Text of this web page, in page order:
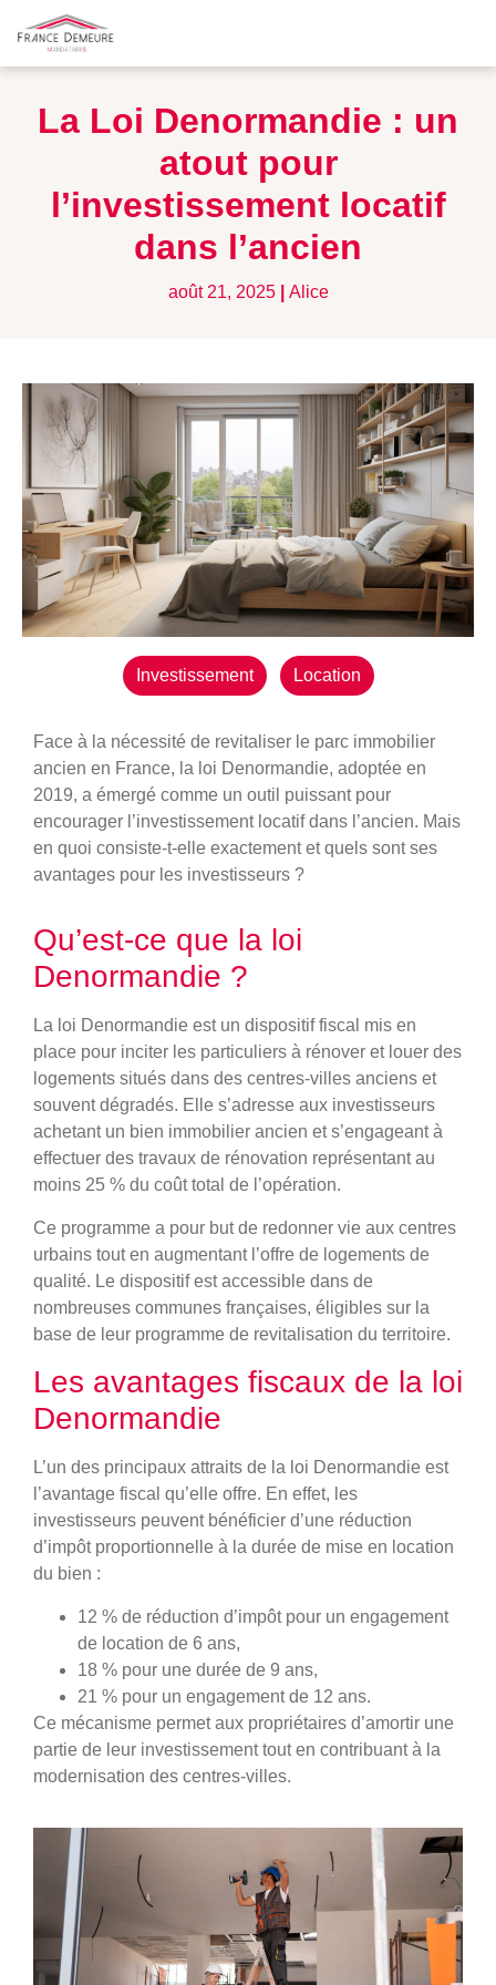
La Loi Denormandie : un
atout pour
l’investissement locatif
dans l’ancien
août 21, 2025| Alice
Investissement Location
Face à la nécessité de revitaliser le parc immobilier
ancien en France, la loi Denormandie, adoptée en
2019, a émergé comme un outil puissant pour
encourager l’investissement locatif dans l’ancien. Mais
en quoi consiste-t-elle exactement et quels sont ses
avantages pour les investisseurs ?
Qu’est-ce que la loi
Denormandie ?
La loi Denormandie est un dispositif fiscal mis en
place pour inciter les particuliers à rénover et louer des
logements situés dans des centres-villes anciens et
souvent dégradés. Elle s’adresse aux investisseurs
achetant un bien immobilier ancien et s’engageant à
effectuer des travaux de rénovation représentant au
moins 25 % du coût total de l’opération.
Ce programme a pour but de redonner vie aux centres
urbains tout en augmentant l’offre de logements de
qualité. Le dispositif est accessible dans de
nombreuses communes françaises, éligibles sur la
base de leur programme de revitalisation du territoire.
Les avantages fiscaux de la loi
Denormandie
L’un des principaux attraits de la loi Denormandie est
l’avantage fiscal qu’elle offre. En effet, les
investisseurs peuvent bénéficier d’une réduction
d’impôt proportionnelle à la durée de mise en location
du bien :
12 % de réduction d’impôt pour un engagement
de location de 6 ans,
18 % pour une durée de 9 ans,
21 % pour un engagement de 12 ans.
Ce mécanisme permet aux propriétaires d’amortir une
partie de leur investissement tout en contribuant à la
modernisation des centres-villes.